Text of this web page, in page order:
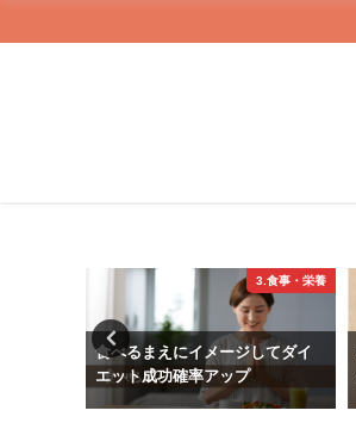
3.食事・栄養
食べるまえにイメージしてダイ
エット成功確率アップ